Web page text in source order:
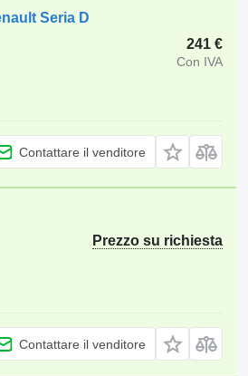
Seria D
241 €
Con IVA
Contattare il venditore
Prezzo su richiesta
Contattare il venditore